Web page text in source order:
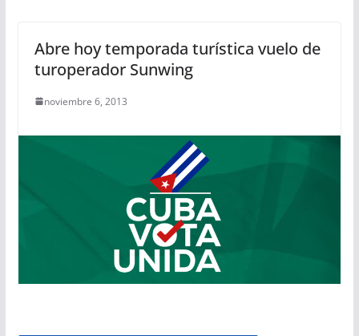
Abre hoy temporada turística vuelo de
turoperador Sunwing
noviembre 6, 2013